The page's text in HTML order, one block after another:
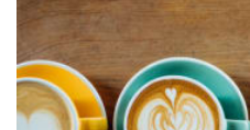
Recepty
Články
TV Program